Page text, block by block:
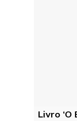
Livro